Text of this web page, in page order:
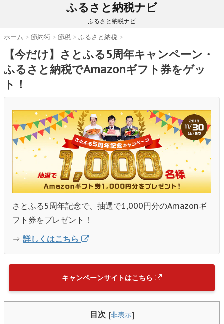
ふるさと納税ナビ
ふるさと納税ナビ
ホーム > 節約術 > 節税 > ふるさと納税 >
【今だけ】さとふる5周年キャンペーン・
ふるさと納税でAmazonギフト券をゲッ
ト！
さとふる5周年記念で、抽選で1,000円分のAmazonギ
フト券をプレゼント！
⇒ 詳しくはこちら
キャンペーンサイトはこちら
目次 [非表示]